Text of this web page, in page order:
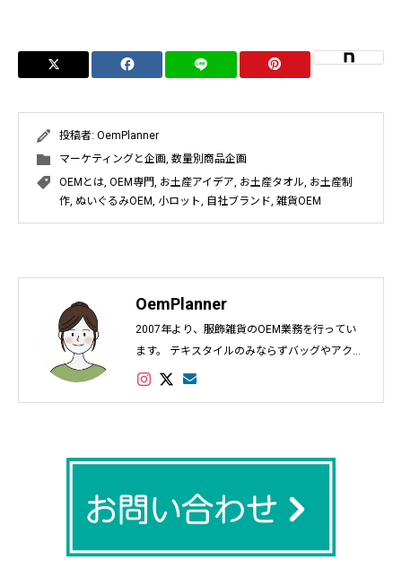
投稿者: OemPlanner
マーケティングと企画 数量別商品企画
OEMとは OEM専門 お土産アイデア お土産タオル お土産制
作 ぬいぐるみOEM 小ロット 自社ブランド 雑貨OEM
OemPlanner
2007年より、服飾雑貨のOEM業務を行ってい
ます。 テキスタイルのみならずバッグやアクセ
サリー、インテリアなど幅広く対応し数多くの